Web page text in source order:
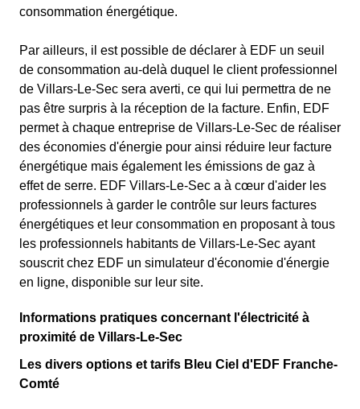
consommation énergétique.
Par ailleurs, il est possible de déclarer à EDF un seuil
de consommation au-delà duquel le client professionnel
de Villars-Le-Sec sera averti, ce qui lui permettra de ne
pas être surpris à la réception de la facture. Enfin, EDF
permet à chaque entreprise de Villars-Le-Sec de réaliser
des économies d'énergie pour ainsi réduire leur facture
énergétique mais également les émissions de gaz à
effet de serre. EDF Villars-Le-Sec a à cœur d'aider les
professionnels à garder le contrôle sur leurs factures
énergétiques et leur consommation en proposant à tous
les professionnels habitants de Villars-Le-Sec ayant
souscrit chez EDF un simulateur d'économie d'énergie
en ligne, disponible sur leur site.
Informations pratiques concernant l'électricité à
proximité de Villars-Le-Sec
Les divers options et tarifs Bleu Ciel d'EDF Franche-
Comté